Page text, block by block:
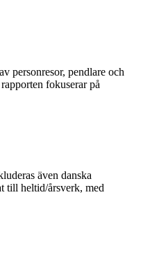
personresor, pendlare och
fokuserar på
även danska
till heltid/årsverk, med